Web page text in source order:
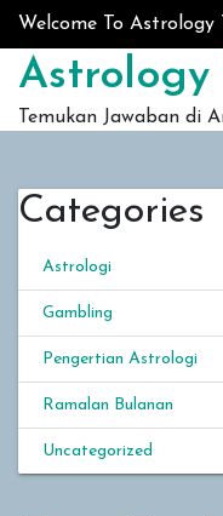
Skip to content
Welcome To Astrology
Astrology
Temukan Jawaban di
Categories
Astrologi
Gambling
Pengertian Astrologi
Ramalan Bulanan
Uncategorized